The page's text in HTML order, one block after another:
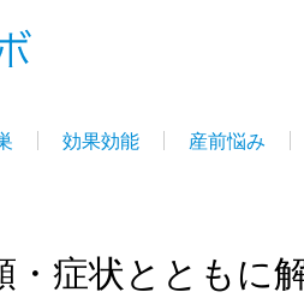
効果効能 産前悩み
・症状とともに